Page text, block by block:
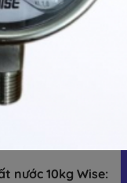
nước 10kg Wise: